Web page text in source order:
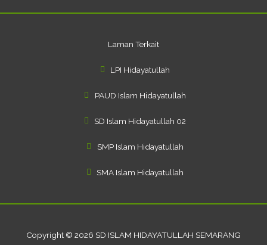
Laman Terkait
LPI Hidayatullah
PAUD Islam Hidayatullah
SD Islam Hidayatullah 02
SMP Islam Hidayatullah
SMA Islam Hidayatullah
Copyright © 2026 SD ISLAM HIDAYATULLAH SEMARANG